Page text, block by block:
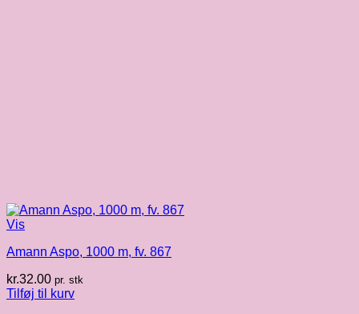
Vis
Amann Aspo, 1000 m, fv. 867
kr.32.00 pr. stk
Tilføj til kurv